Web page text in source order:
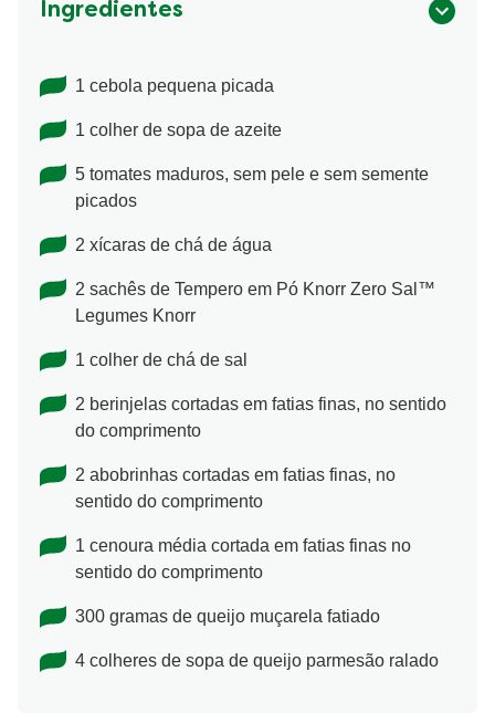
Ingredientes
1 cebola pequena picada
1 colher de sopa de azeite
5 tomates maduros, sem pele e sem semente
picados
2 xícaras de chá de água
2 sachês de Tempero em Pó Knorr Zero Sal™
Legumes Knorr
1 colher de chá de sal
2 berinjelas cortadas em fatias finas, no sentido
do comprimento
2 abobrinhas cortadas em fatias finas, no
sentido do comprimento
1 cenoura média cortada em fatias finas no
sentido do comprimento
300 gramas de queijo muçarela fatiado
4 colheres de sopa de queijo parmesão ralado